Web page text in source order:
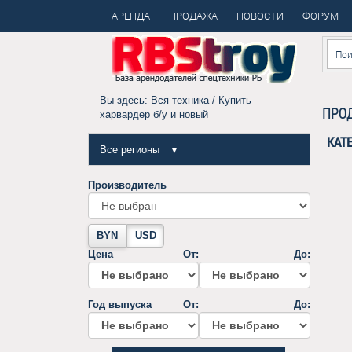
АРЕНДА ПРОДАЖА НОВОСТИ ФОРУМ
Вы здесь: Вся техника/ Купить
харвардер б/у и новый
Все регионы ▼
Производитель
BYN
USD
Цена
От: До:
Год выпуска От: До: